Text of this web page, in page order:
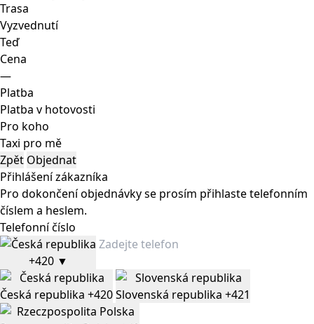
Trasa
Vyzvednutí
Teď
Cena
—
Platba
Platba v hotovosti
Pro koho
Taxi pro mě
Zpět Objednat
Přihlášení zákazníka
Pro dokončení objednávky se prosím přihlaste telefonním
číslem a heslem.
Telefonní číslo
+420 ▼
Česká republika +420Slovenská republika +421